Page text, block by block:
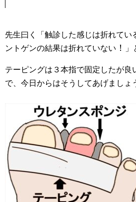
先生曰く「触診した感じは折れてい
ントゲンの結果は折れていない ！ 」
テーピングは３本指で固定したが良
で、今日からはそうしてあげましょ